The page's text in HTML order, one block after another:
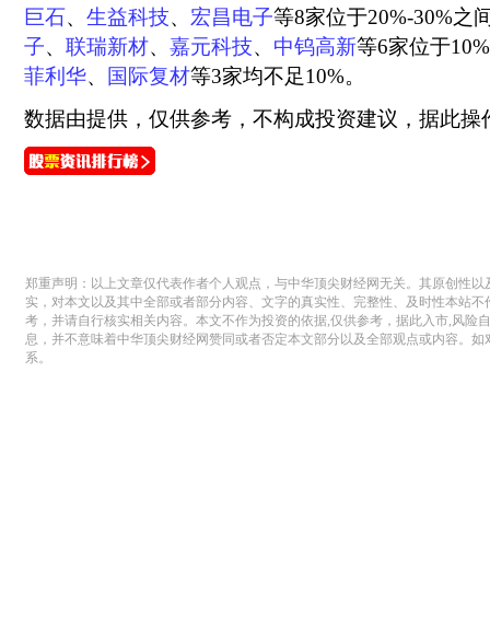
巨石、 生益科技、 宏昌电子等8家位于20%-30%之
子、 联瑞新材、 嘉元科技、 中钨高新等6家位于
菲利华、 国际复材等3家均不足10%。
数据由提供，仅供参考，不构成投资建议，据此操